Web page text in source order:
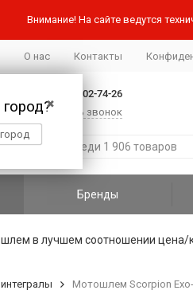
Внимание! На сайте ведутся
✖
О нас Контакты
+7 (812) 502-74-26
Заказать звонок
Бренды
в лучшем соотношении
Мотошлем Scorpion